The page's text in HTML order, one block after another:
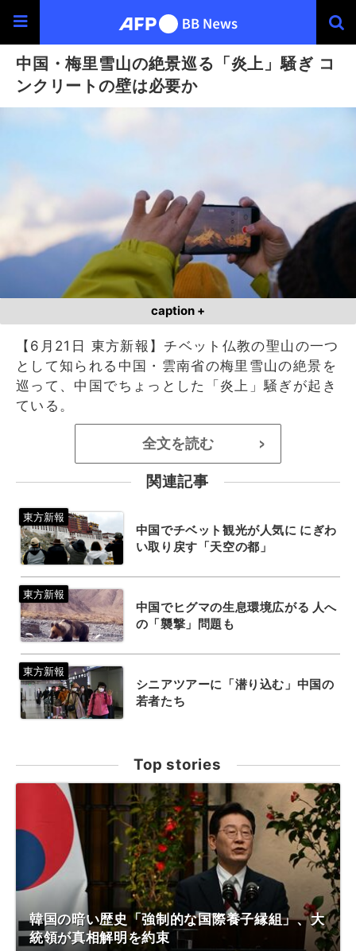
中国・梅里雪山の絶景巡る「炎上」騒ぎ コ
ンクリートの壁は必要か
caption +
【6月21日 東方新報】チベット仏教の聖山の一つ
として知られる中国・雲南省の梅里雪山の絶景を
巡って、中国でちょっとした「炎上」騒ぎが起き
ている。
全文を読む >
関連記事
中国でチベット観光が人気に にぎわ
い取り戻す「天空の都」
中国でヒグマの生息環境広がる 人へ
の「襲撃」問題も
シニアツアーに「潜り込む」中国の
若者たち
Top stories
韓国の暗い歴史「強制的な国際養子縁組」、大
統領が真相解明を約束